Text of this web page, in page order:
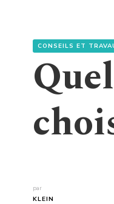
CONSEILS ET
par
KLEIN